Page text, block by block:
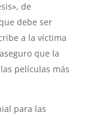
de
debe ser
a la víctima
que la
películas más
para las